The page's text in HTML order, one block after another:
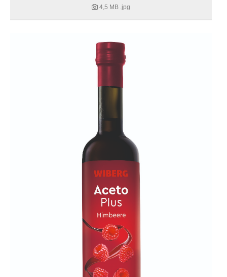
4,5 MB .jpg